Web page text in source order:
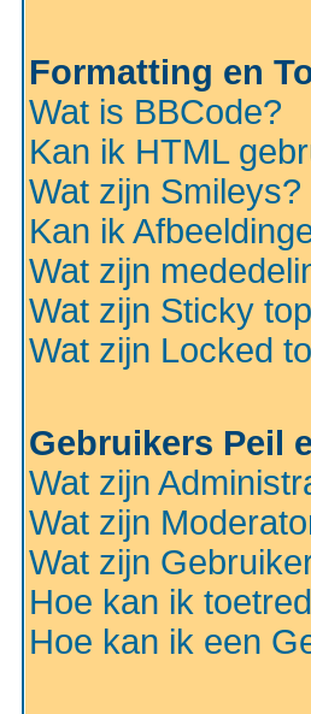
Formatting en
Wat is BBCode?
Kan ik HTML
Wat zijn Smileys?
Kan ik
Wat zijn
Wat zijn Sticky
Wat zijn Locked
Gebruikers Peil
Wat zijn
Wat zijn
Wat zijn
Hoe kan ik
Hoe kan ik een